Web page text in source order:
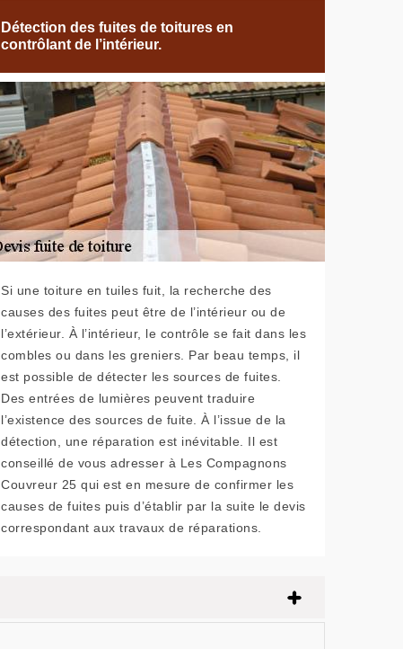
Détection des fuites de toitures en
contrôlant de l’intérieur.
Si une toiture en tuiles fuit, la recherche des
causes des fuites peut être de l’intérieur ou de
l’extérieur. À l’intérieur, le contrôle se fait dans les
combles ou dans les greniers. Par beau temps, il
est possible de détecter les sources de fuites.
Des entrées de lumières peuvent traduire
l’existence des sources de fuite. À l’issue de la
détection, une réparation est inévitable. Il est
conseillé de vous adresser à Les Compagnons
Couvreur 25 qui est en mesure de confirmer les
causes de fuites puis d’établir par la suite le devis
correspondant aux travaux de réparations.